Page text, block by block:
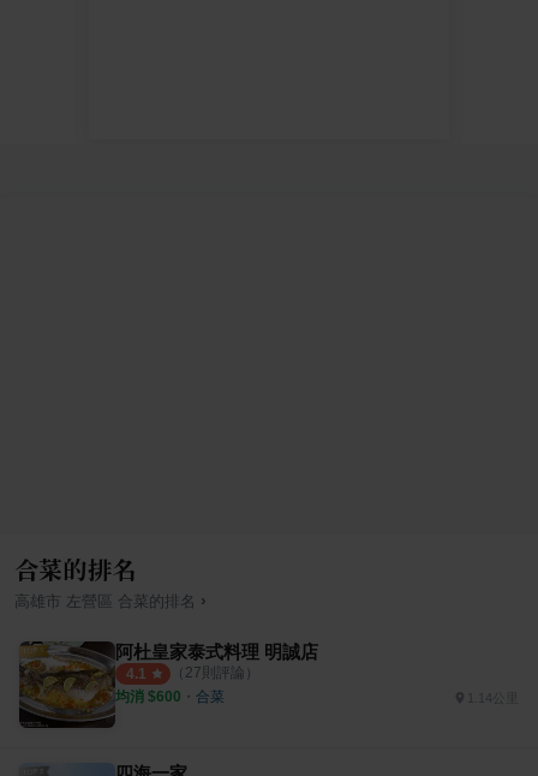
合菜的排名
高雄市 左營區 合菜 的排名 ›
阿杜皇家泰式料理 明誠店
4.1 （ 27則評論）
均消 $600 ・ 合菜 1.14公里